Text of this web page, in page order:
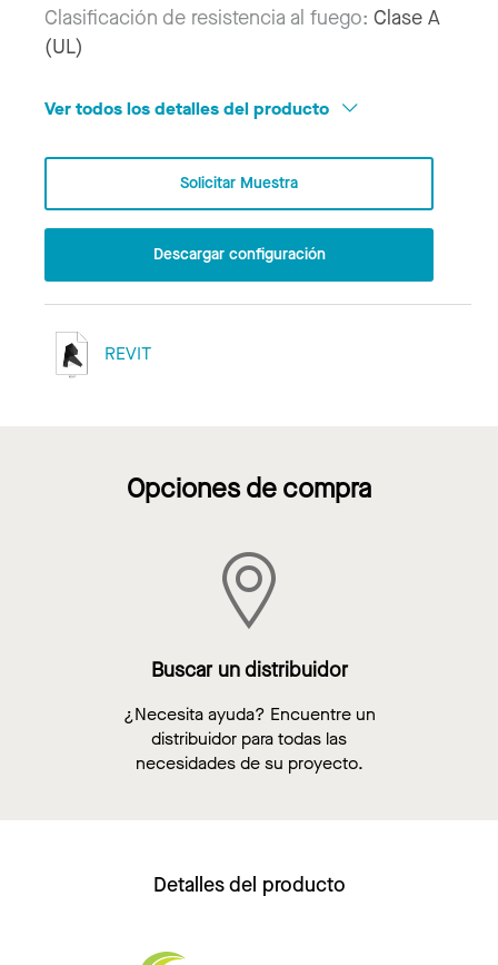
Clasificación de resistencia al fuego: Clase A
(UL)
Ver todos los detalles del producto
Solicitar Muestra
Descargar configuración
REVIT
Opciones de compra
Buscar un distribuidor
¿Necesita ayuda? Encuentre un
distribuidor para todas las
necesidades de su proyecto.
Detalles del producto